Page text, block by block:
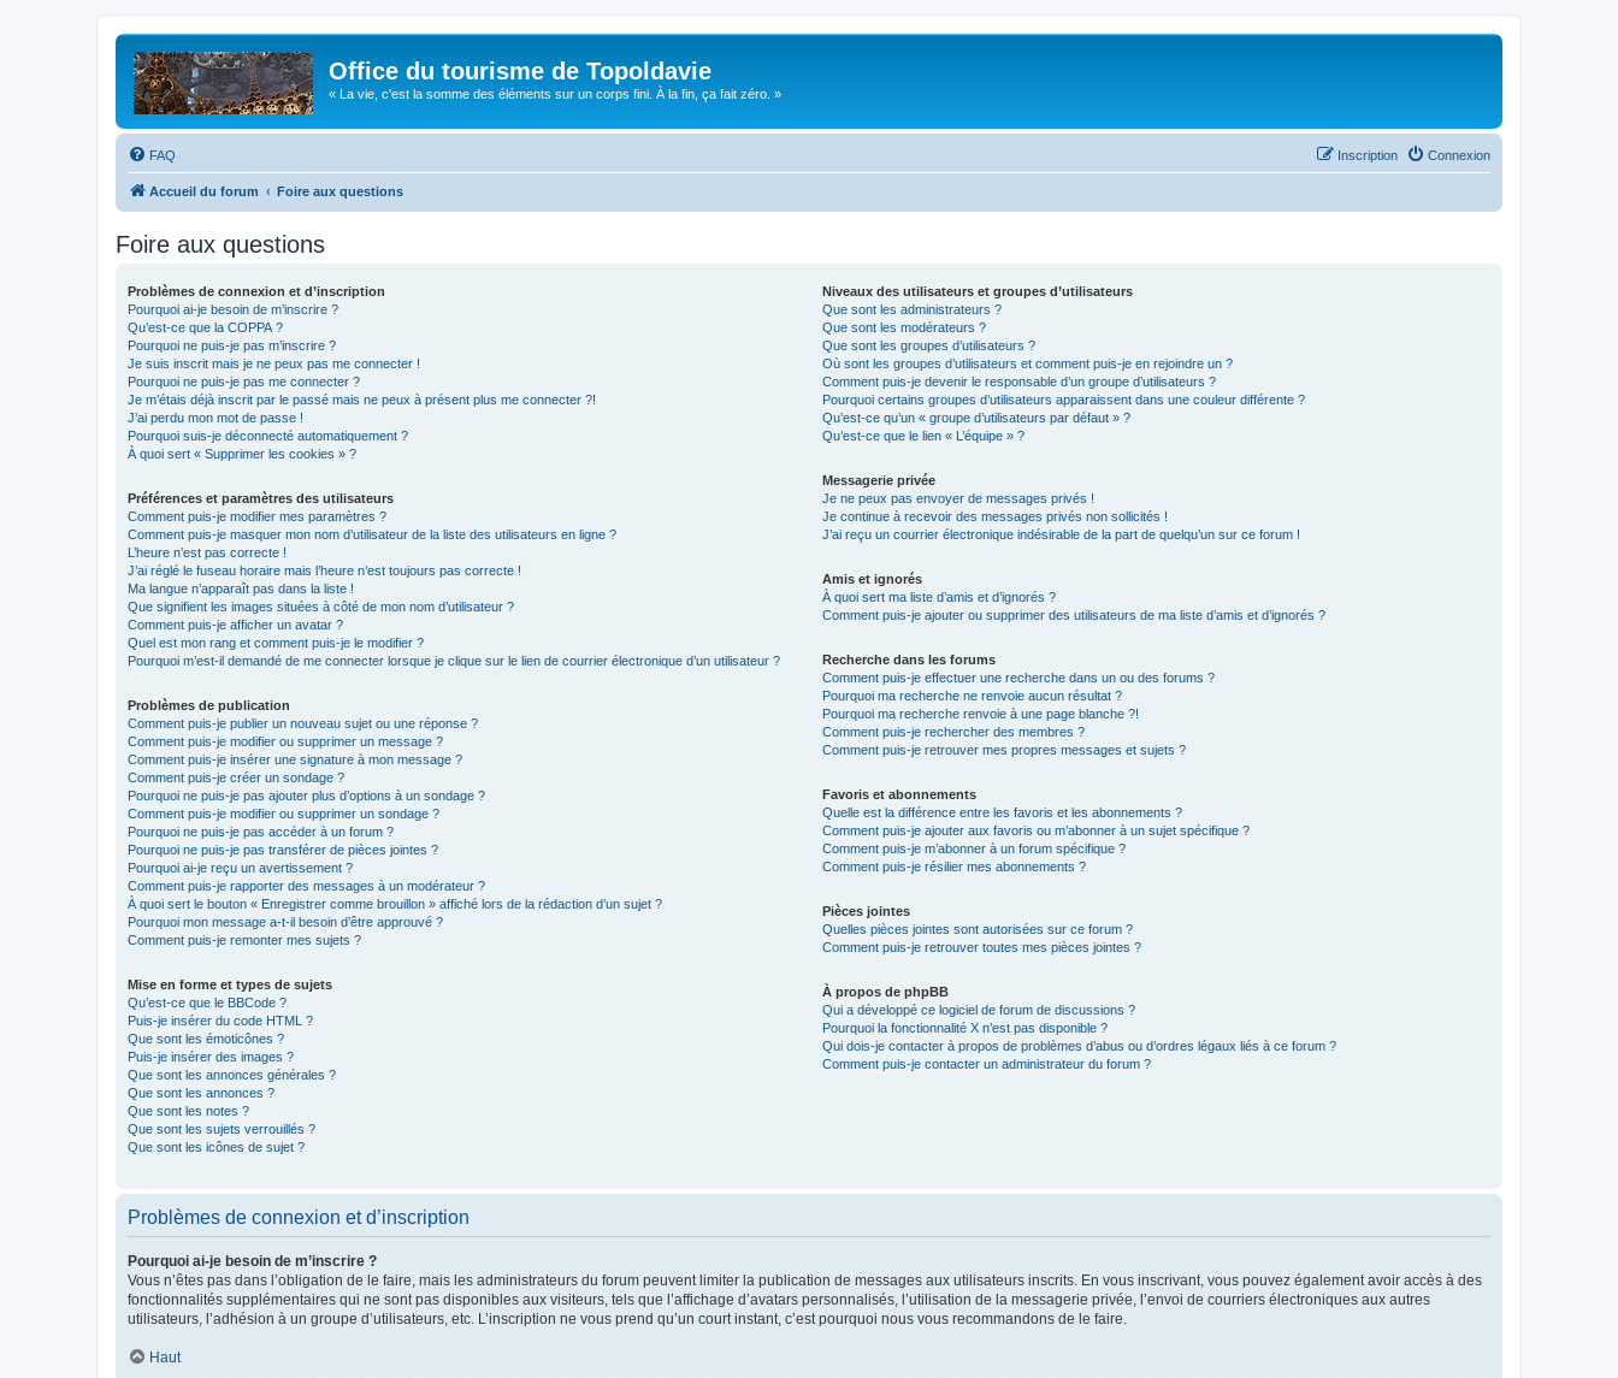
Office du tourisme de Topoldavie
« La vie, c'est la somme des éléments sur un corps fini. À la fin, ça fait zéro. »
FAQ Connexion
Inscription
Accueil du forum Foire aux questions
Foire aux questions
Problèmes de connexion et d’inscription
Pourquoi ai-je besoin de m’inscrire ?
Qu’est-ce que la COPPA ?
Pourquoi ne puis-je pas m’inscrire ?
Je suis inscrit mais je ne peux pas me connecter !
Pourquoi ne puis-je pas me connecter ?
Je m’étais déjà inscrit par le passé mais ne peux à présent plus me connecter ?!
J’ai perdu mon mot de passe !
Pourquoi suis-je déconnecté automatiquement ?
À quoi sert « Supprimer les cookies » ?
Préférences et paramètres des utilisateurs
Comment puis-je modifier mes paramètres ?
Comment puis-je masquer mon nom d’utilisateur de la liste des utilisateurs en ligne ?
L’heure n’est pas correcte !
J’ai réglé le fuseau horaire mais l’heure n’est toujours pas correcte !
Ma langue n’apparaît pas dans la liste !
Que signifient les images situées à côté de mon nom d’utilisateur ?
Comment puis-je afficher un avatar ?
Quel est mon rang et comment puis-je le modifier ?
Pourquoi m’est-il demandé de me connecter lorsque je clique sur le lien de courrier électronique d’un utilisateur ?
Problèmes de publication
Comment puis-je publier un nouveau sujet ou une réponse ?
Comment puis-je modifier ou supprimer un message ?
Comment puis-je insérer une signature à mon message ?
Comment puis-je créer un sondage ?
Pourquoi ne puis-je pas ajouter plus d’options à un sondage ?
Comment puis-je modifier ou supprimer un sondage ?
Pourquoi ne puis-je pas accéder à un forum ?
Pourquoi ne puis-je pas transférer de pièces jointes ?
Pourquoi ai-je reçu un avertissement ?
Comment puis-je rapporter des messages à un modérateur ?
À quoi sert le bouton « Enregistrer comme brouillon » affiché lors de la rédaction d’un sujet ?
Pourquoi mon message a-t-il besoin d’être approuvé ?
Comment puis-je remonter mes sujets ?
Mise en forme et types de sujets
Qu’est-ce que le BBCode ?
Puis-je insérer du code HTML ?
Que sont les émoticônes ?
Puis-je insérer des images ?
Que sont les annonces générales ?
Que sont les annonces ?
Que sont les notes ?
Que sont les sujets verrouillés ?
Que sont les icônes de sujet ?
Niveaux des utilisateurs et groupes d’utilisateurs
Que sont les administrateurs ?
Que sont les modérateurs ?
Que sont les groupes d’utilisateurs ?
Où sont les groupes d’utilisateurs et comment puis-je en rejoindre un ?
Comment puis-je devenir le responsable d’un groupe d’utilisateurs ?
Pourquoi certains groupes d’utilisateurs apparaissent dans une couleur différente ?
Qu’est-ce qu’un « groupe d’utilisateurs par défaut » ?
Qu’est-ce que le lien « L’équipe » ?
Messagerie privée
Je ne peux pas envoyer de messages privés !
Je continue à recevoir des messages privés non sollicités !
J’ai reçu un courrier électronique indésirable de la part de quelqu’un sur ce forum !
Amis et ignorés
À quoi sert ma liste d’amis et d’ignorés ?
Comment puis-je ajouter ou supprimer des utilisateurs de ma liste d’amis et d’ignorés ?
Recherche dans les forums
Comment puis-je effectuer une recherche dans un ou des forums ?
Pourquoi ma recherche ne renvoie aucun résultat ?
Pourquoi ma recherche renvoie à une page blanche ?!
Comment puis-je rechercher des membres ?
Comment puis-je retrouver mes propres messages et sujets ?
Favoris et abonnements
Quelle est la différence entre les favoris et les abonnements ?
Comment puis-je ajouter aux favoris ou m’abonner à un sujet spécifique ?
Comment puis-je m’abonner à un forum spécifique ?
Comment puis-je résilier mes abonnements ?
Pièces jointes
Quelles pièces jointes sont autorisées sur ce forum ?
Comment puis-je retrouver toutes mes pièces jointes ?
À propos de phpBB
Qui a développé ce logiciel de forum de discussions ?
Pourquoi la fonctionnalité X n’est pas disponible ?
Qui dois-je contacter à propos de problèmes d’abus ou d’ordres légaux liés à ce forum ?
Comment puis-je contacter un administrateur du forum ?
Problèmes de connexion et d’inscription
Pourquoi ai-je besoin de m’inscrire ?
Vous n’êtes pas dans l’obligation de le faire, mais les administrateurs du forum peuvent limiter la publication de messages aux utilisateurs inscrits. En vous inscrivant, vous pouvez également avoir accès à des
fonctionnalités supplémentaires qui ne sont pas disponibles aux visiteurs, tels que l’affichage d’avatars personnalisés, l’utilisation de la messagerie privée, l’envoi de courriers électroniques aux autres
utilisateurs, l’adhésion à un groupe d’utilisateurs, etc. L’inscription ne vous prend qu’un court instant, c’est pourquoi nous vous recommandons de le faire.
Haut